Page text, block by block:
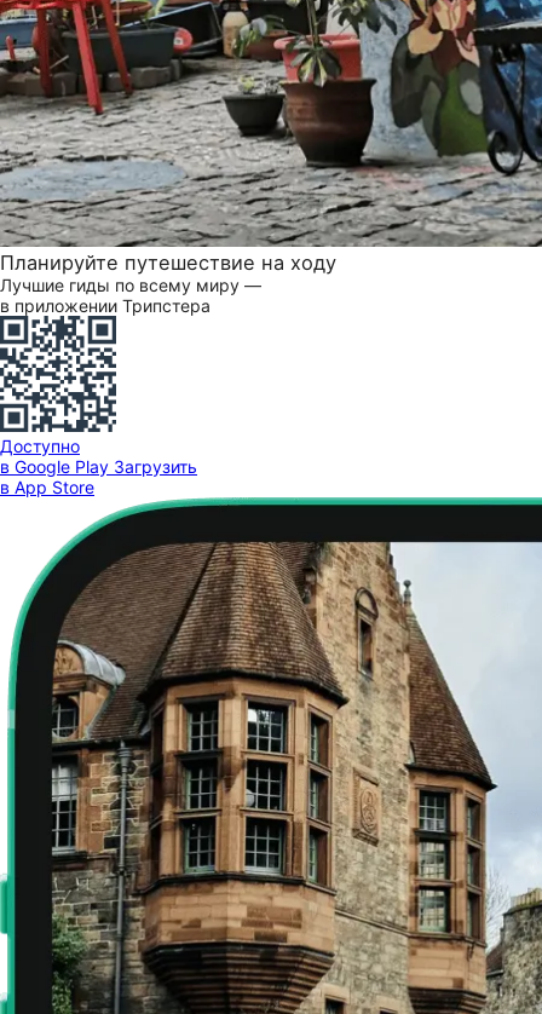
Планируйте путешествие на ходу
Лучшие гиды по всему миру —
в приложении Трипстера
Доступно
в Google Play Загрузить
в App Store